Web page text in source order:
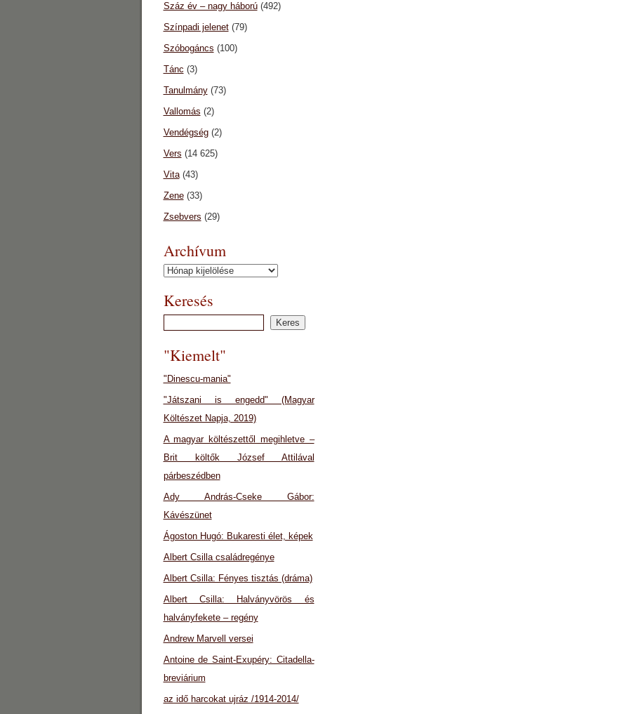
Száz év – nagy háború(492)
Színpadi jelenet(79)
Szóbogáncs (100)
Tánc (3)
Tanulmány(73)
Vallomás (2)
Vendégség(2)
Vers (14 625)
Vita(43)
Zene(33)
Zsebvers (29)
Archívum
Archívum
Keresés
"Kiemelt"
"Dinescu-mania"
"Játszani is engedd" (Magyar
Költészet Napja, 2019)
A magyar költészettől megihletve –
Brit költők József Attilával
párbeszédben
Ady András-Cseke Gábor:
Kávészünet
Ágoston Hugó: Bukaresti élet, képek
Albert Csilla családregénye
Albert Csilla: Fényes tisztás (dráma)
Albert Csilla: Halványvörös és
halványfekete – regény
Andrew Marvell versei
Antoine de Saint-Exupéry: Citadella-
breviárium
az idő harcokat ujráz /1914-2014/